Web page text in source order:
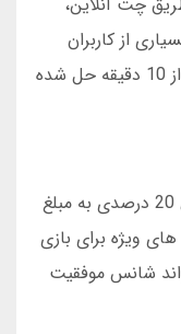
از کاربران
گزارش داده اند که مشکلاتشان در کمتر از 10 دقیقه حل شده
روبیکس بت برای کاربران جدید، بونوس 20 درصدی به مبلغ
ویژه برای بازی
شانس موفقیت